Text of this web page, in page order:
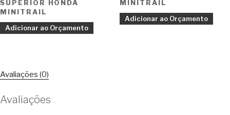
SUPERIOR HONDA
MINITRAIL
Adicionar ao Orçamento
MINITRAIL
Adicionar ao Orçamento
Avaliações (0)
Avaliações